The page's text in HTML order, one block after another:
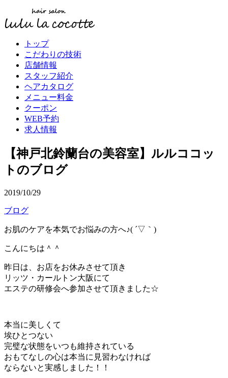
トップ
こだわりの技術
店舗情報
スタッフ紹介
ヘアカタログ
メニュー料金
クーポン
WEB予約
求人情報
【神戸北鈴蘭台の美容室】ルルココッ
トのブログ
2019/10/29
ブログ
お肌のケアを本気でお悩みの方へ♪( ´▽｀)
こんにちは＾＾
昨日は、お店をお休みさせて頂き
リッツ・カールトン大阪にて
エステの研修会へ参加させて頂きました☆
本当に美しくて
埃ひとつない
完璧な状態をいつも維持されている
おもてなしの心は本当に見習わなければ
ならないと実感しました！！